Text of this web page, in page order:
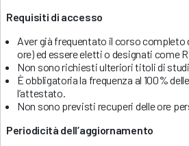
Requisiti di accesso
Aver già frequentato il corso completo
ore) ed essere eletti o designati come
Non sono richiesti ulteriori titoli di
È obbligatoria la frequenza al 100%
l’attestato.
Non sono previsti recuperi delle ore
Periodicità dell’aggiornamento